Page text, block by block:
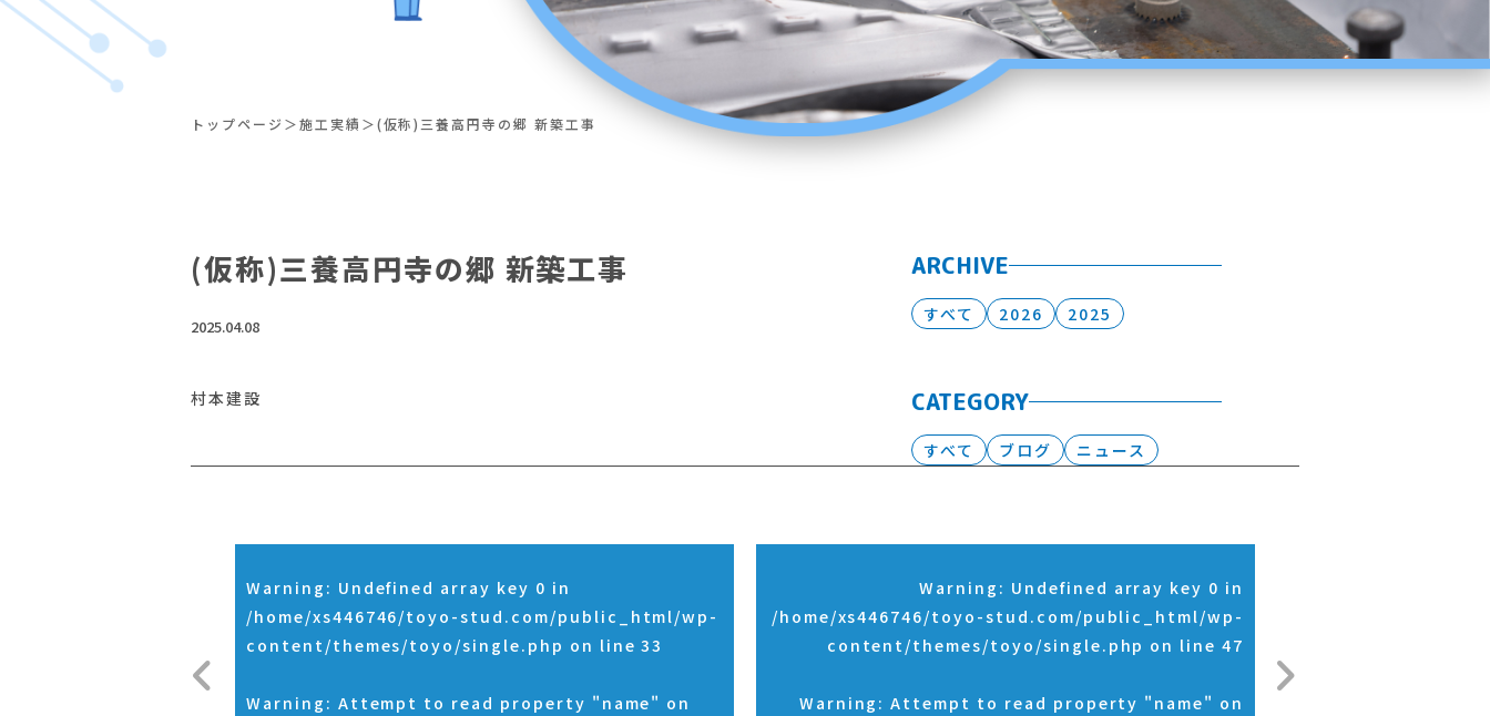
トップページ 施工実績 (仮称)三養高円寺の郷 新築工事
ARCHIVE
すべて 2026 2025
CATEGORY
すべて ブログ ニュース
(仮称)三養高円寺の郷 新築工事
2025.04.08
村本建設
Warning : Undefined array key 0 in
/home/xs446746/toyo-stud.com/public_html/wp-
content/themes/toyo/single.php on line33
Warning : Attempt to read property "name" on
Warning : Undefined array key 0 in
/home/xs446746/toyo-stud.com/public_html/wp-
content/themes/toyo/single.php on line47
Warning : Attempt to read property "name" on